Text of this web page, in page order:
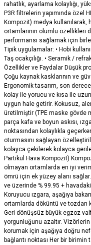
rahatlık, ayarlama kolaylığı,
P3R filtrelerin yapımında özel
Kompozit) medya
ortamlarının olumlu özellikleri
performansı sağlamak için
Tipik uygulamalar: • Hobi
Taş ocakçılığı. • Seramik /
Özellikler ve Faydalar Düşük
Çoğu kaynak kasklarının ve
Ergonomik tasarım, son
kolay ile yorucu ve kısa ile
uygun hale getirir. Kokusuz,
üretilmiştir (TPE maske gövde
parça kafa ve boyun askısı,
noktasından kolaylıkla
oturmasını sağlayan
kolayca çekilerek kolayca
Partikül Hava Kompozit)
olmayan ortamlarda en iyi
ömrü için ek yüzey alanı
ve üzerinde % 99.95 +
Koruyucu ızgara, aşağıya
ortamlarda döküntü ve tozdan
Geri dönüşsüz büyük egzoz
yorgunluğunu azaltır.
korumak için aşağıya doğru
bağlantı noktası Her bir